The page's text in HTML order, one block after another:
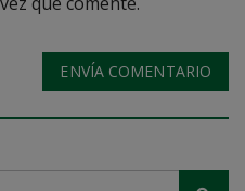
ENVÍA COMENTARIO